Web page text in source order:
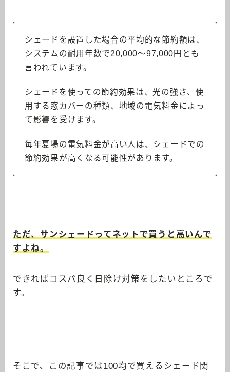
シェードを設置した場合の平均的な節約額は、
システムの耐用年数で20,000～97,000円とも
言われています。
シェードを使っての節約効果は、光の強さ、使
用する窓カバーの種類、地域の電気料金によっ
て影響を受けます。
毎年夏場の電気料金が高い人は、シェードでの
節約効果が高くなる可能性があります。
ただ、サンシェードってネットで買うと高いんで
すよね。
できればコスパ良く日除け対策をしたいところで
す。
そこで、この記事では100均で買えるシェード関